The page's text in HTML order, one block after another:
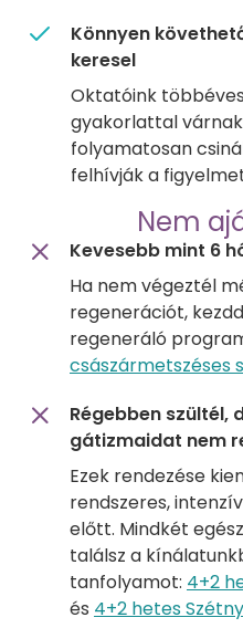
Könnyen
keresel
Oktatóink
gyakorlattal
folyamatosan
felhívják a
Nem
Kevesebb mint 6
Ha nem végeztél
regenerációt,
regeneráló
császármetszéses
Régebben szültél,
gátizmaidat nem
Ezek rendezése
rendszeres,
előtt. Mindkét
találsz a
tanfolyamot: 4+2
és 4+2 hetes